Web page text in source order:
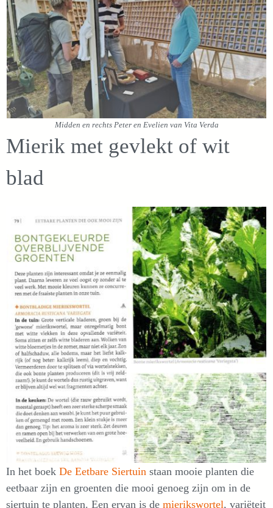
Midden en rechts Peter en Evelien van Vita Verda
Mierik met gevlekt of wit
blad
In het boek De Eetbare Siertuin staan mooie planten die
eetbaar zijn en groenten die mooi genoeg zijn om in de
siertuin te planten. Een ervan is de mierikswortel, variëteit